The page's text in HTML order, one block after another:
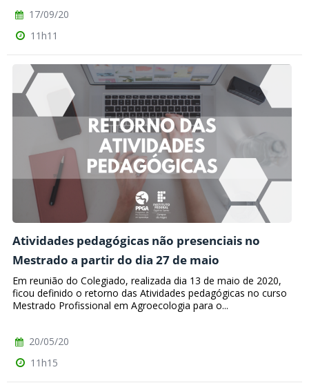
17/09/20
11h11
Atividades pedagógicas não presenciais no
Mestrado a partir do dia 27 de maio
Em reunião do Colegiado, realizada dia 13 de maio de 2020,
ficou definido o retorno das Atividades pedagógicas no curso
Mestrado Profissional em Agroecologia para o...
20/05/20
11h15